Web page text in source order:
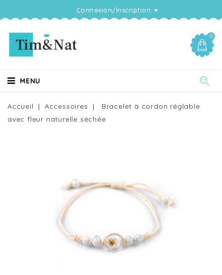
Connexion/Inscription
0
MENU
Accueil Accessoires
Bracelet à cordon réglable
avec fleur naturelle séchée